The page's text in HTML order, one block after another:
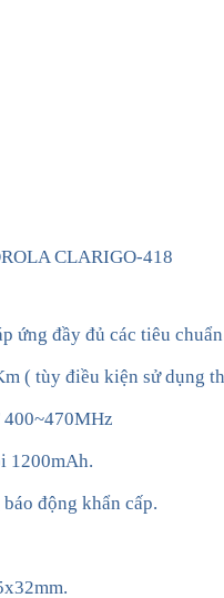
CLARIGO-418
ứng đầy đủ các tiêu
( tùy điều kiện sử dụng
400~470MHz
1200mAh.
động khẩn cấp.